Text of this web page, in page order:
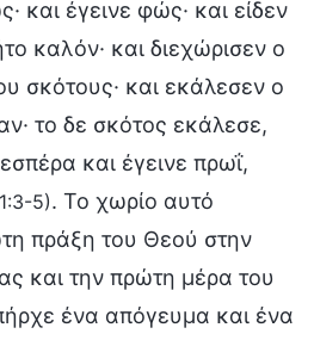
και έγεινε φώς· και είδεν
καλόν· και διεχώρισεν ο
σκότους· και εκάλεσεν ο
το δε σκότος εκάλεσε,
και έγεινε πρωΐ,
5). Το χωρίο αυτό
πράξη του Θεού στην
και την πρώτη μέρα του
ένα απόγευμα και ένα